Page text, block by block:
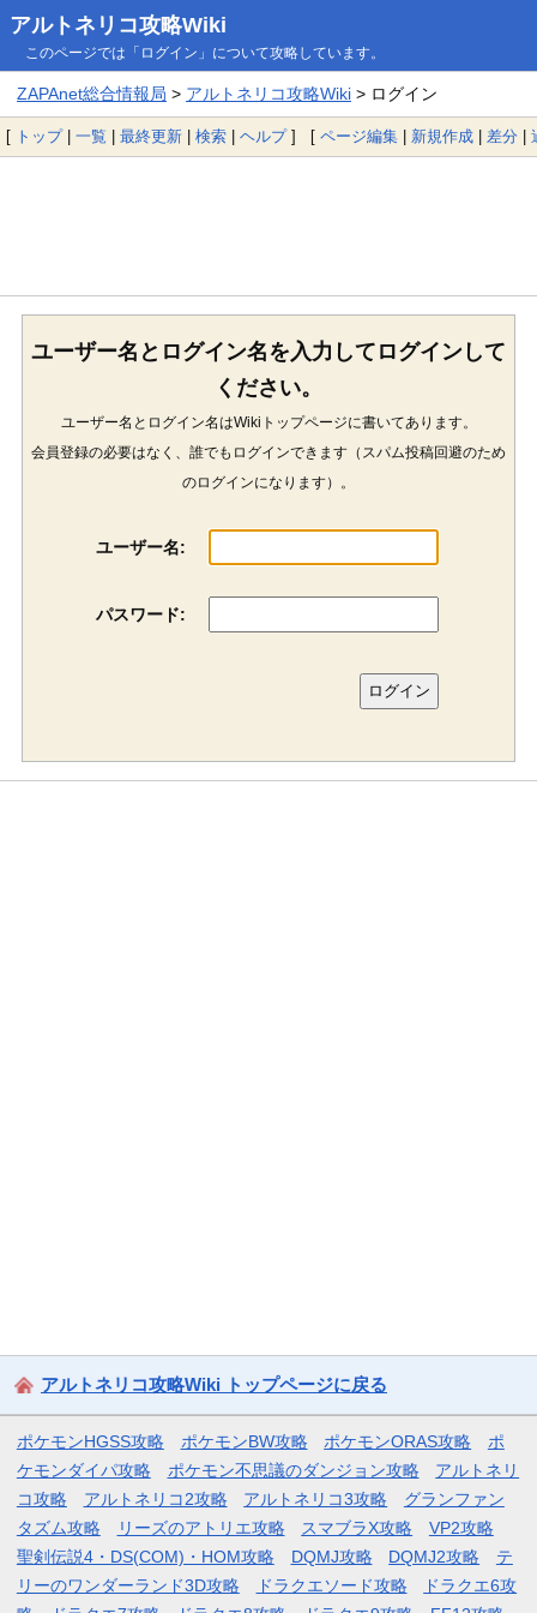
アルトネリコ攻略Wiki
このページでは「ログイン」について攻略しています。
ZAPAnet総合情報局 > アルトネリコ攻略Wiki> ログイン
[ トップ| 一覧 | 最終更新 | 検索 | ヘルプ] [ ページ編集 | 新規作成 | 差分 |
ユーザー名とログイン名を入力してログインして
ください。
ユーザー名とログイン名はWikiトップページに書いてあります。
会員登録の必要はなく、誰でもログインできます（スパム投稿回避のため
のログインになります）。
ユーザー名:
パスワード:
アルトネリコ攻略Wiki トップページに戻る
ポケモンHGSS攻略 ポケモンBW攻略 ポケモンORAS攻略
ポ
ケモンダイパ攻略
ポケモン不思議のダンジョン攻略
アルトネリ
コ攻略
アルトネリコ2攻略 アルトネリコ3攻略
グランファン
タズム攻略
リーズのアトリエ攻略 スマブラX攻略
VP2攻略
聖剣伝説4・DS(COM)・HOM攻略
DQMJ攻略 DQMJ2攻略
テ
リーのワンダーランド3D攻略
ドラクエソード攻略
ドラクエ6攻